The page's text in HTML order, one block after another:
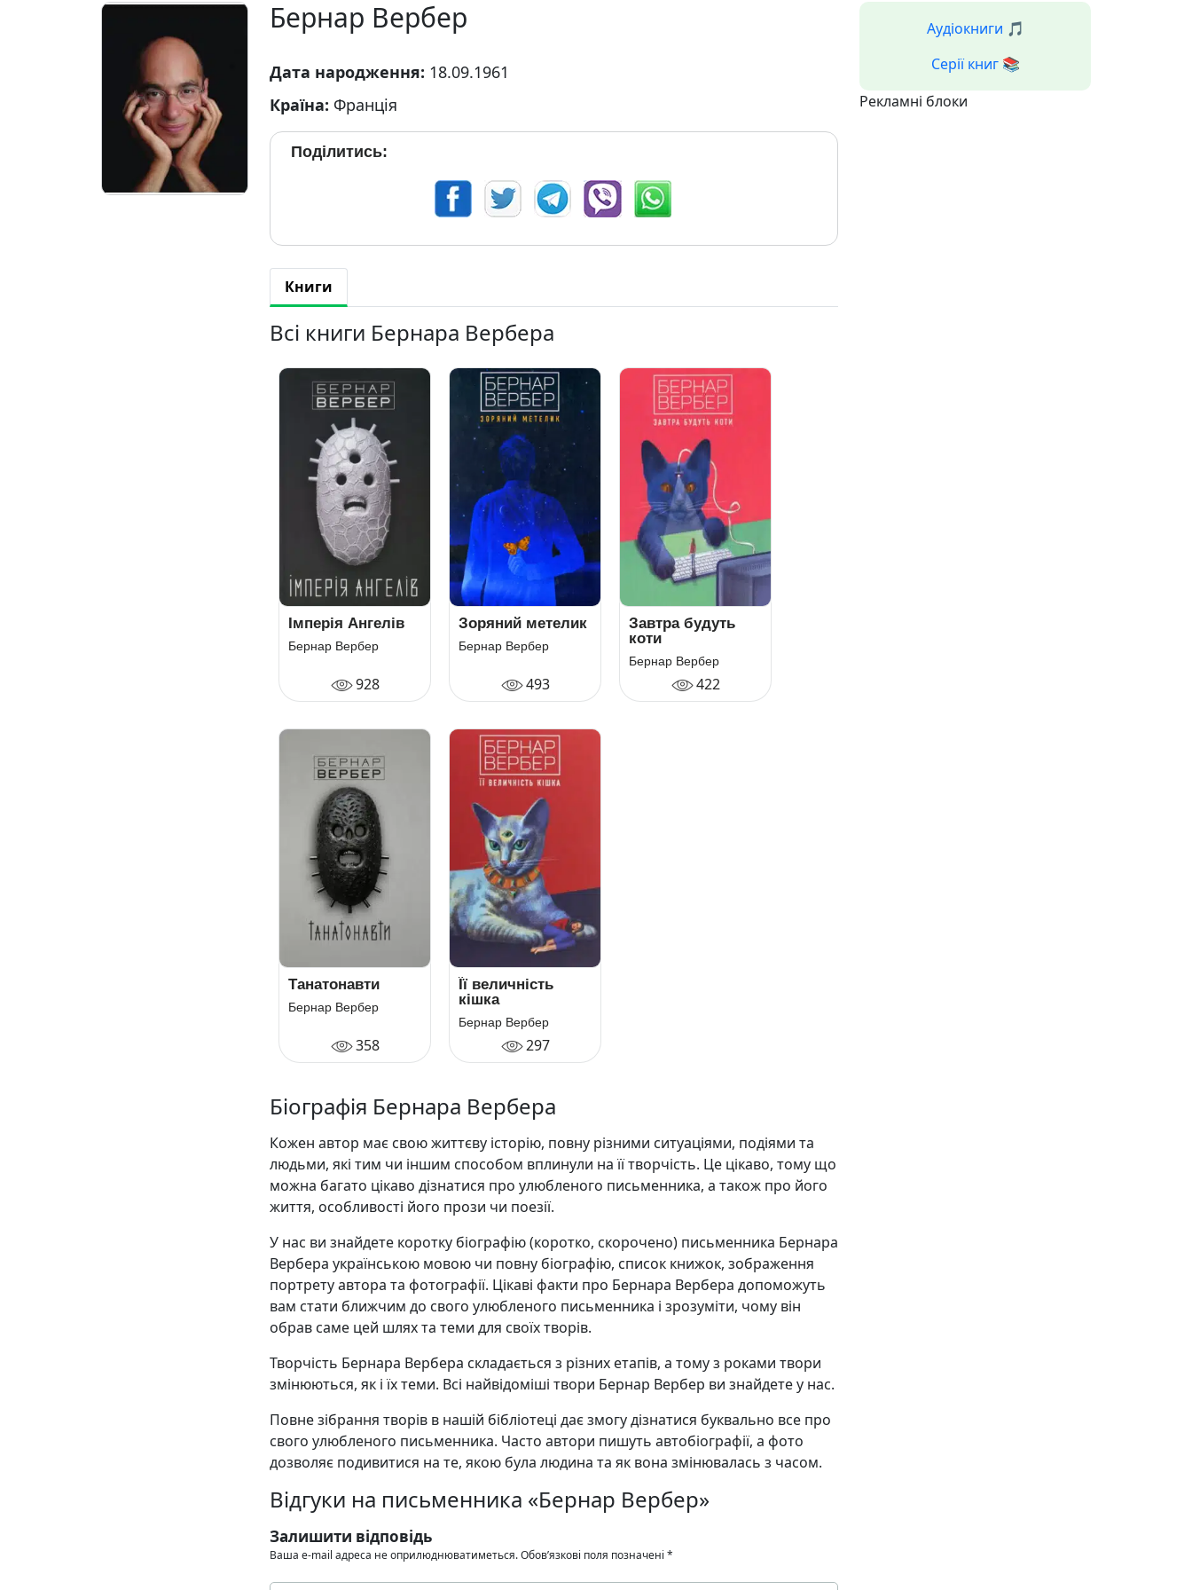
Бернар Вербер
Дата народження: 18.09.1961
Країна: Франція
Поділитись:
Книги
Всі книги Бернара Вербера
Імперія Ангелів
Бернар Вербер
928
Зоряний метелик
Бернар Вербер
493
Завтра будуть
коти
Бернар Вербер
422
Танатонавти
Бернар Вербер
358
Її величність
кішка
Бернар Вербер
297
Біографія Бернара Вербера
Кожен автор має свою життєву історію, повну різними ситуаціями, подіями та
людьми, які тим чи іншим способом вплинули на її творчість. Це цікаво, тому що
можна багато цікаво дізнатися про улюбленого письменника, а також про його
життя, особливості його прози чи поезії.
У нас ви знайдете коротку біографію (коротко, скорочено) письменника Бернара
Вербера українською мовою чи повну біографію, список книжок, зображення
портрету автора та фотографії. Цікаві факти про Бернара Вербера допоможуть
вам стати ближчим до свого улюбленого письменника і зрозуміти, чому він
обрав саме цей шлях та теми для своїх творів.
Творчість Бернара Вербера складається з різних етапів, а тому з роками твори
змінюються, як і їх теми. Всі найвідоміші твори Бернар Вербер ви знайдете у нас.
Повне зібрання творів в нашій бібліотеці дає змогу дізнатися буквально все про
свого улюбленого письменника. Часто автори пишуть автобіографії, а фото
дозволяє подивитися на те, якою була людина та як вона змінювалась з часом.
Відгуки на письменника «Бернар Вербер»
Залишити відповідь
Ваша e-mail адреса не оприлюднюватиметься.Обов’язкові поля позначені *
Аудіокниги 🎵
Серії книг 📚
Рекламні блоки